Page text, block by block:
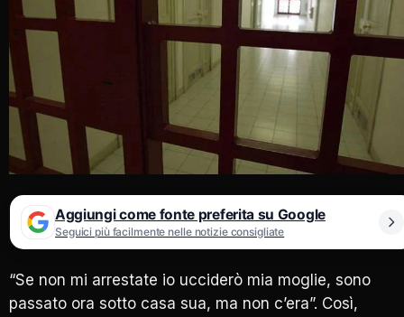
Aggiungi come fonte preferita su Google
Seguici più facilmente nelle notizie consigliate
“Se non mi arrestate io ucciderò mia moglie, sono
passato ora sotto casa sua, ma non c’era”. Così,